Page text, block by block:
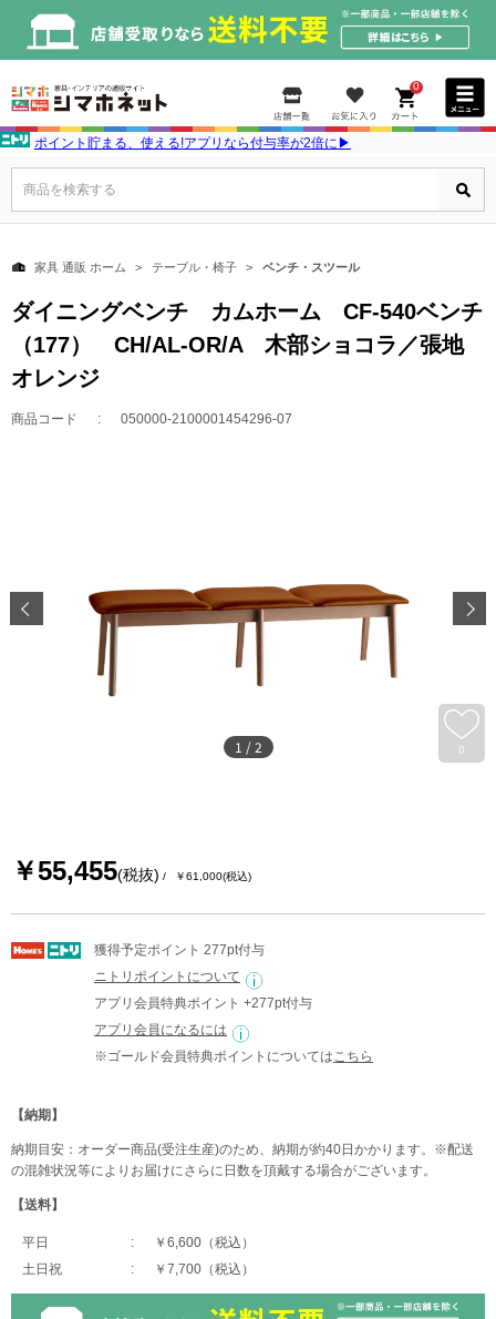
0
ポイント貯まる、使える!アプリなら付与率が2倍に▶
商品を検索する
家具 通販 ホーム テーブル・椅子 ベンチ・スツール
ダイニングベンチ カムホーム CF-540ベンチ
（177） CH/AL-OR/A 木部ショコラ／張地
オレンジ
商品コード 050000-2100001454296-07
0
1 /2
￥55,455(税抜) ￥61,000(税込)
獲得予定ポイント 277pt付与
ニトリポイントについて
アプリ会員特典ポイント +277pt付与
アプリ会員になるには
※ゴールド会員特典ポイントについては こちら
【納期】
納期目安：オーダー商品(受注生産)のため、納期が約40日かかります。※配送
の混雑状況等によりお届けにさらに日数を頂戴する場合がございます。
【送料】
平日
￥6,600（税込）
土日祝
￥7,700（税込）